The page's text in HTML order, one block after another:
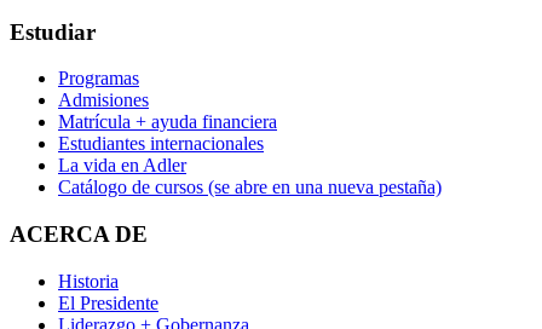
Estudiar
Programas
Admisiones
Matrícula + ayuda financiera
Estudiantes internacionales
La vida en Adler
Catálogo de cursos (se abre en una nueva pestaña)
ACERCA DE
Historia
El Presidente
Liderazgo + Gobernanza